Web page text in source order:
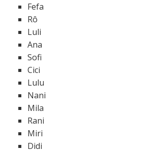
Fefa
Rô
Luli
Ana
Sofi
Cici
Lulu
Nani
Mila
Rani
Miri
Didi